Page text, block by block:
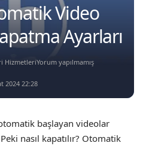
Video
Ayarları
2024 22:28
HizmetleriYorum yapılmamış
başlayan videolar
nasıl kapatılır? Otomatik